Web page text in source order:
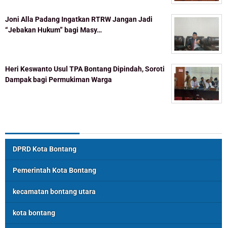
Joni Alla Padang Ingatkan RTRW Jangan Jadi
“Jebakan Hukum” bagi Masy…
Heri Keswanto Usul TPA Bontang Dipindah, Soroti
Dampak bagi Permukiman Warga
DPRD Kota Bontang
Pemerintah Kota Bontang
kecamatan bontang utara
kota bontang